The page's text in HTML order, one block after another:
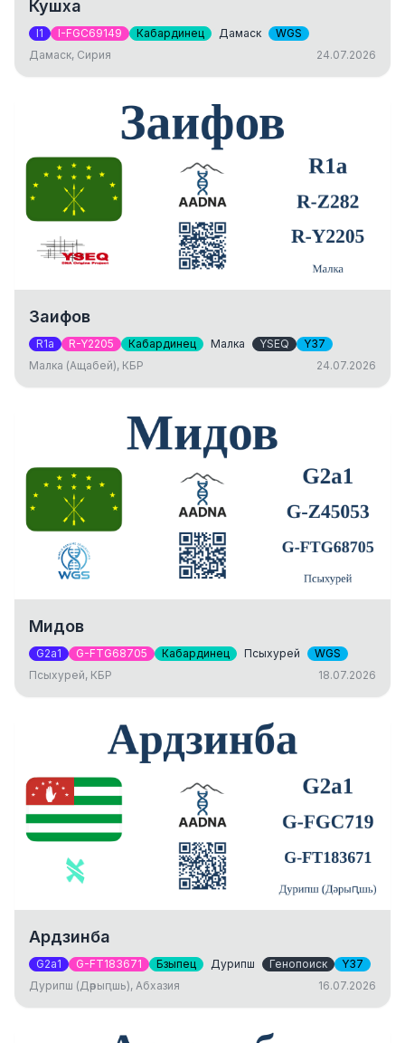
Кушха
I1 I-FGC69149 Кабардинец Дамаск
WGS
Дамаск, Сирия
24.07.2026
Заифов
R1a R-Y2205 Кабардинец Малка YSEQ
Y37
Малка (Ащабей), КБР
24.07.2026
Мидов
G2a1 G-FTG68705 Кабардинец Псыхурей
WGS
Псыхурей, КБР
18.07.2026
Ардзинба
G2a1 G-FT183671 Бзыпец Дурипш Генопоиск
Y37
Дурипш (Дәрыԥшь), Абхазия
16.07.2026